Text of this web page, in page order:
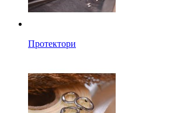
Протектори